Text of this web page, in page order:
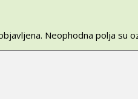
61
Neophodna polja su